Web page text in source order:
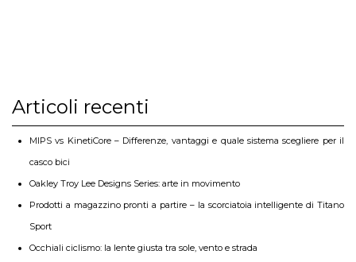
Articoli recenti
MIPS vs KinetiCore – Differenze, vantaggi e quale sistema scegliere per il
casco bici
Oakley Troy Lee Designs Series: arte in movimento
Prodotti a magazzino pronti a partire – la scorciatoia intelligente di Titano
Sport
Occhiali ciclismo: la lente giusta tra sole, vento e strada